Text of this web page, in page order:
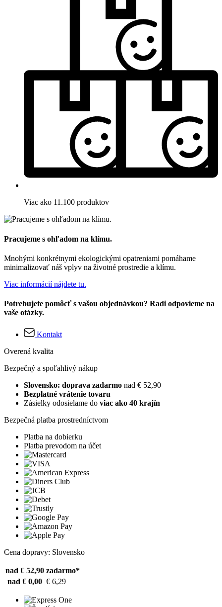
Viac ako 11.100 produktov
Pracujeme s ohľadom na klímu.
Mnohými konkrétnymi ekologickými opatreniami pomáhame
minimalizovať náš vplyv na životné prostredie a klímu.
Viac informácií nájdete tu.
Potrebujete pomôcť s vašou objednávkou? Radi odpovieme na
vaše otázky.
Kontakt
Overená kvalita
Bezpečný a spoľahlivý nákup
Slovensko: doprava zadarmo nad € 52,90
Bezplatné vrátenie tovaru
Zásielky odosielame do viac ako 40 krajín
Bezpečná platba prostredníctvom
Platba na dobierku
Platba prevodom na účet
Cena dopravy: Slovensko
nad € 52,90 zadarmo*
nad € 0,00 € 6,29